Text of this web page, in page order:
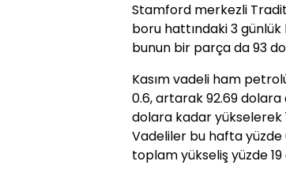
Stamford merkezli
boru hattındaki 3
bunun bir parça da 93
Kasım vadeli ham
0.6, artarak 92.69 dolara
dolara kadar yükselerek
Vadeliler bu hafta yüzde
toplam yükseliş yüzde 19